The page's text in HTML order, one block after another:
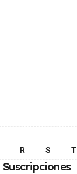
R S T
Suscripciones